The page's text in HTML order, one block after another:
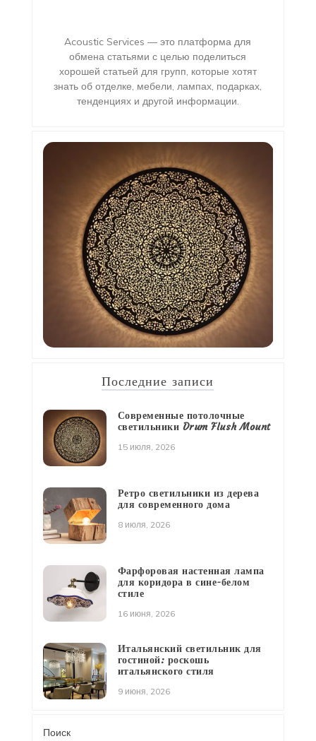
Acoustic Services — это платформа для
обмена статьями с целью поделиться
хорошей статьей для групп, которые хотят
знать об отделке, мебели, лампах, подарках,
тенденциях и другой информации.
Последние записи
Современные потолочные
светильники Drum Flush Mount
15 июля, 2026
Ретро светильники из дерева
для современного дома
8 июля, 2026
Фарфоровая настенная лампа
для коридора в сине-белом
стиле
16 июня, 2026
Итальянский светильник для
гостиной: роскошь
итальянского стиля
9 июня, 2026
Поиск